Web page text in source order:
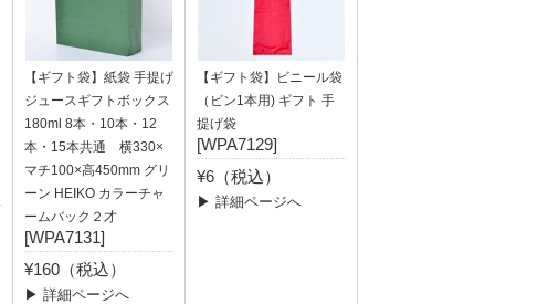
【ギフト袋】紙袋 手提げ
ジュースギフトボックス
180ml 8本・10本・12
本・15本共通 横330×
マチ100×高450mm グリ
ーン HEIKO カラーチャ
ームバック２才
[WPA7131]
¥160（税込）
▶ 詳細ページへ
【ギフト袋】ビニール袋
（ビン1本用) ギフト 手
提げ袋
[WPA7129]
¥6（税込）
▶ 詳細ページへ